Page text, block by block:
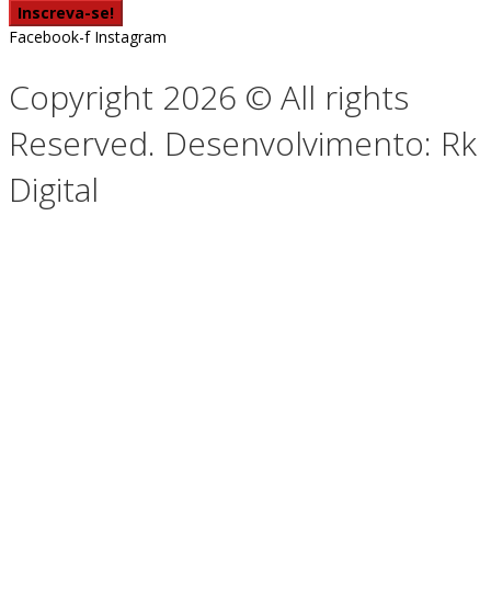
Inscreva-se!
Facebook-f Instagram
Copyright 2026 © All rights
Reserved. Desenvolvimento: Rk
Digital